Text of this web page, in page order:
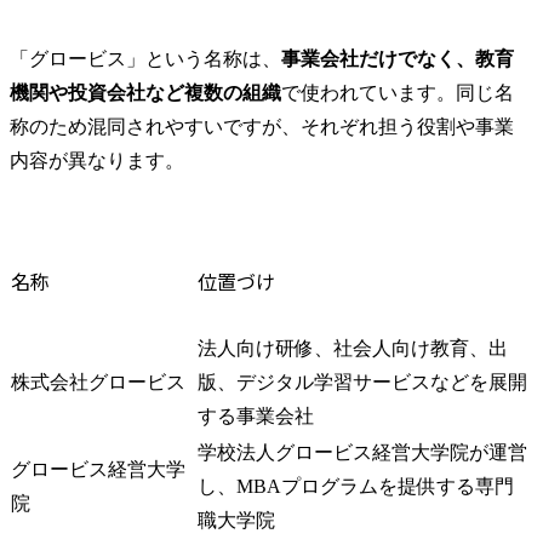
「グロービス」という名称は、 事業会社だけでなく、教育
機関や投資会社など複数の組織で使われています。同じ名
称のため混同されやすいですが、それぞれ担う役割や事業
内容が異なります。
名称 位置づけ
株式会社グロービス
法人向け研修、社会人向け教育、出
版、デジタル学習サービスなどを展開
する事業会社
グロービス経営大学
院
学校法人グロービス経営大学院が運営
し、MBAプログラムを提供する専門
職大学院